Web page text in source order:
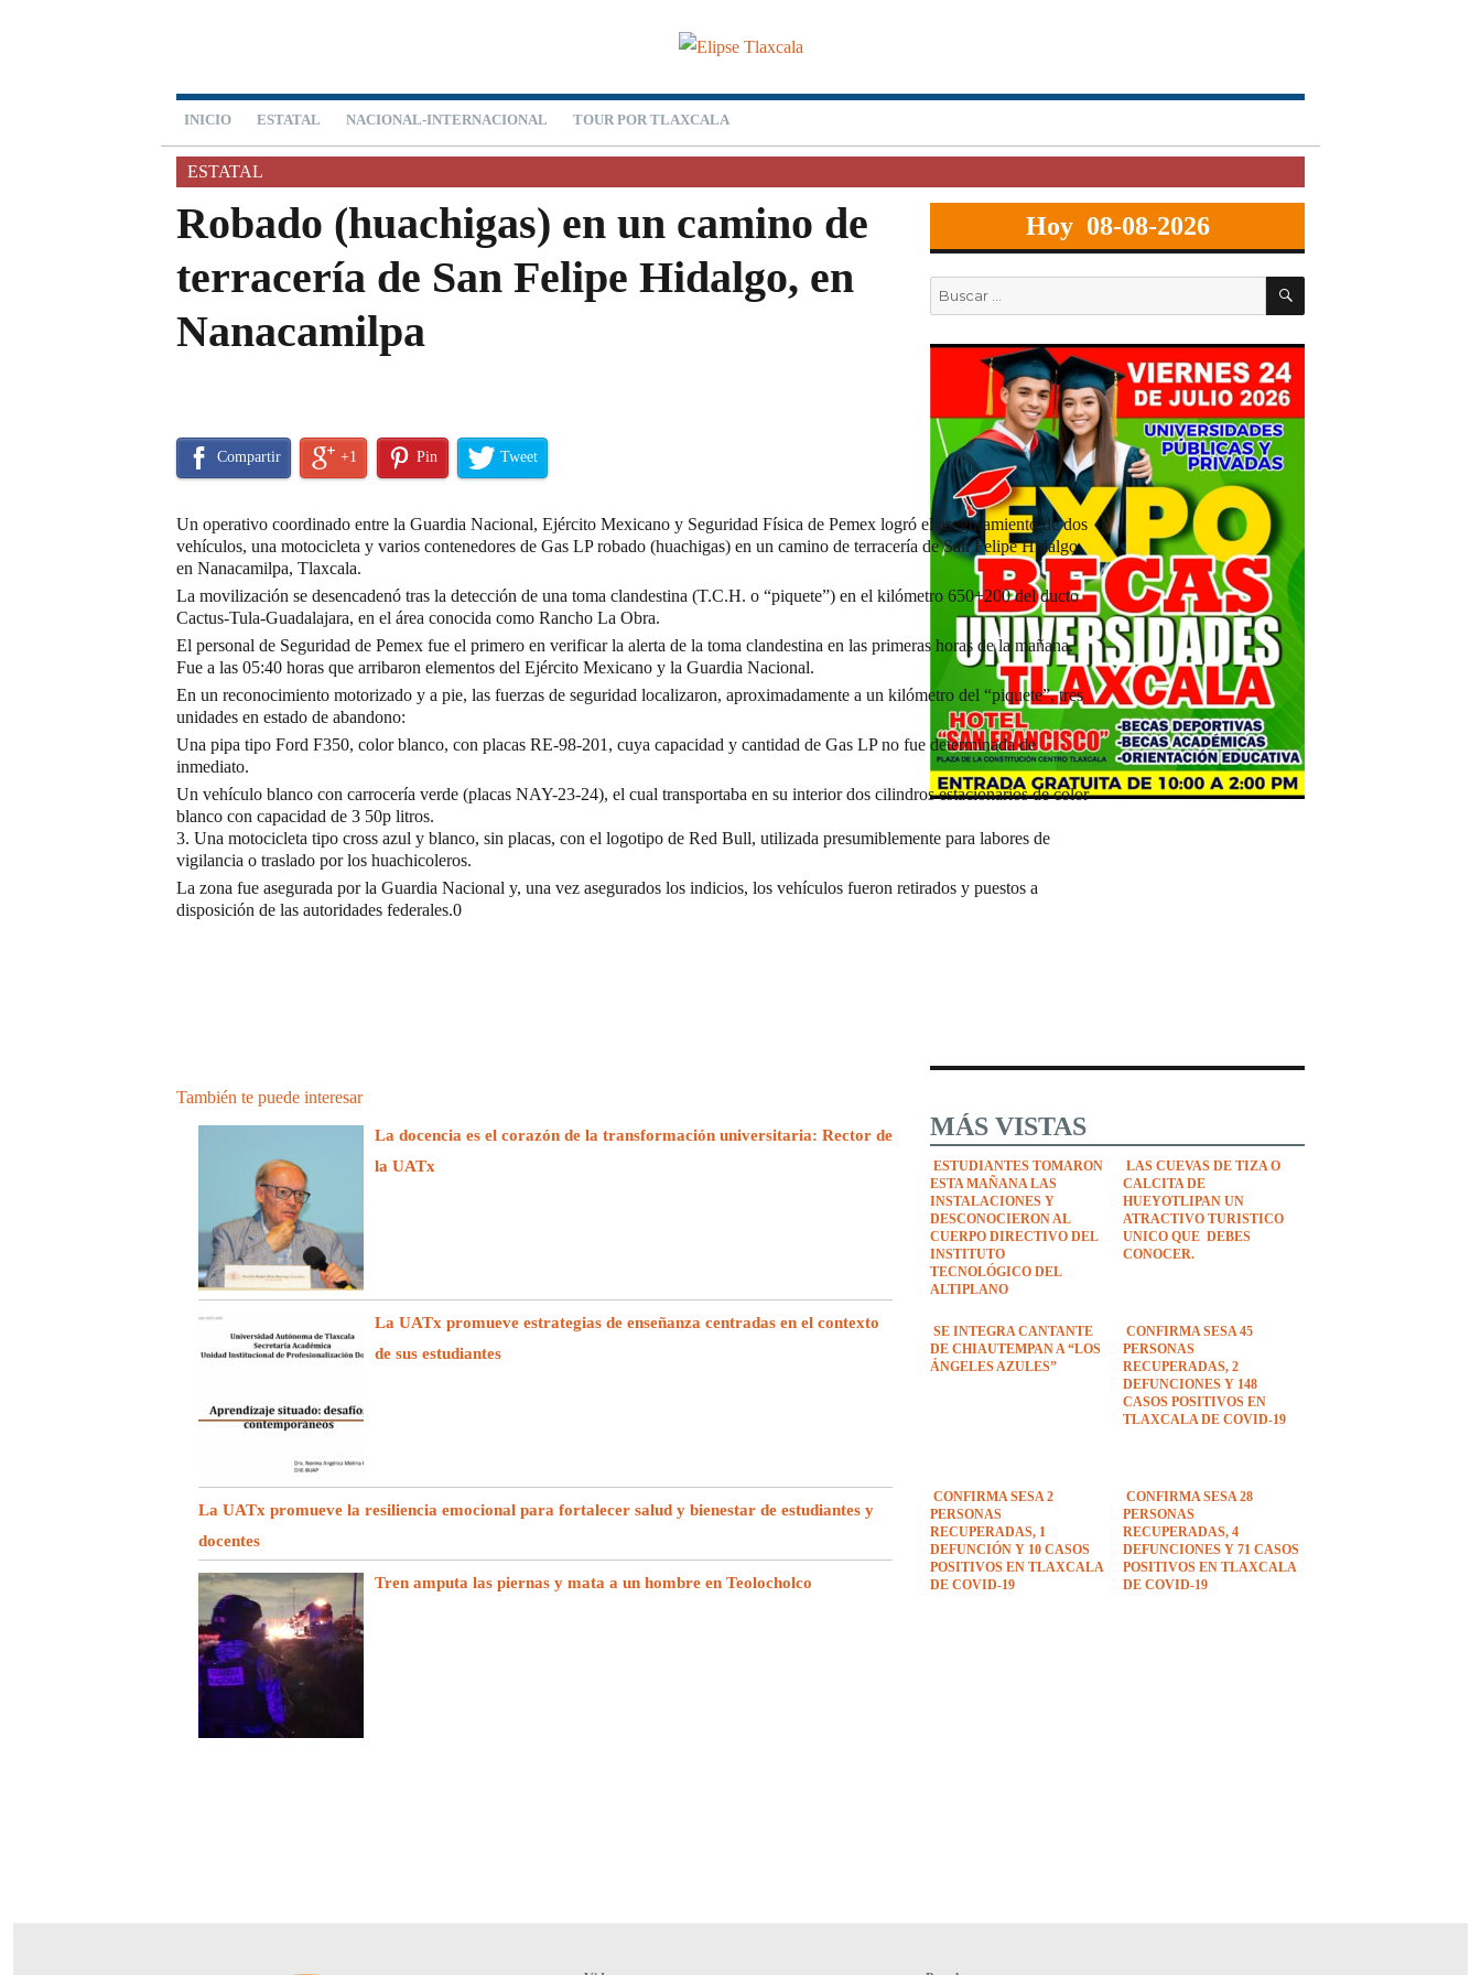
INICIO ESTATAL NACIONAL-INTERNACIONAL TOUR POR TLAXCALA
ESTATAL
Robado (huachigas) en un camino de
terracería de San Felipe Hidalgo, en
Nanacamilpa
Compartir +1 Pin Tweet
Un operativo coordinado entre la Guardia Nacional, Ejército Mexicano y Seguridad Física de Pemex logró el aseguramiento de dos
vehículos, una motocicleta y varios contenedores de Gas LP robado (huachigas) en un camino de terracería de San Felipe Hidalgo,
en Nanacamilpa, Tlaxcala.
La movilización se desencadenó tras la detección de una toma clandestina (T.C.H. o “piquete”) en el kilómetro 650+200 del ducto
Cactus-Tula-Guadalajara, en el área conocida como Rancho La Obra.
El personal de Seguridad de Pemex fue el primero en verificar la alerta de la toma clandestina en las primeras horas de la mañana.
Fue a las 05:40 horas que arribaron elementos del Ejército Mexicano y la Guardia Nacional.
En un reconocimiento motorizado y a pie, las fuerzas de seguridad localizaron, aproximadamente a un kilómetro del “piquete”, tres
unidades en estado de abandono:
Una pipa tipo Ford F350, color blanco, con placas RE-98-201, cuya capacidad y cantidad de Gas LP no fue determinada de
inmediato.
Un vehículo blanco con carrocería verde (placas NAY-23-24), el cual transportaba en su interior dos cilindros estacionarios de color
blanco con capacidad de 3 50p litros.
3. Una motocicleta tipo cross azul y blanco, sin placas, con el logotipo de Red Bull, utilizada presumiblemente para labores de
vigilancia o traslado por los huachicoleros.
La zona fue asegurada por la Guardia Nacional y, una vez asegurados los indicios, los vehículos fueron retirados y puestos a
disposición de las autoridades federales.0
También te puede interesar
La docencia es el corazón de la transformación universitaria: Rector de
la UATx
La UATx promueve estrategias de enseñanza centradas en el contexto
de sus estudiantes
La UATx promueve la resiliencia emocional para fortalecer salud y bienestar de estudiantes y
docentes
Tren amputa las piernas y mata a un hombre en Teolocholco
Hoy 08-08-2026
BUSCAR
MÁS VISTAS
ESTUDIANTES TOMARON
ESTA MAÑANA LAS
INSTALACIONES Y
DESCONOCIERON AL
CUERPO DIRECTIVO DEL
INSTITUTO
TECNOLÓGICO DEL
ALTIPLANO
LAS CUEVAS DE TIZA O
CALCITA DE
HUEYOTLIPAN UN
ATRACTIVO TURISTICO
UNICO QUE DEBES
CONOCER.
SE INTEGRA CANTANTE
DE CHIAUTEMPAN A “LOS
ÁNGELES AZULES”
CONFIRMA SESA 45
PERSONAS
RECUPERADAS, 2
DEFUNCIONES Y 148
CASOS POSITIVOS EN
TLAXCALA DE COVID-19
CONFIRMA SESA 2
PERSONAS
RECUPERADAS, 1
DEFUNCIÓN Y 10 CASOS
POSITIVOS EN TLAXCALA
DE COVID-19
CONFIRMA SESA 28
PERSONAS
RECUPERADAS, 4
DEFUNCIONES Y 71 CASOS
POSITIVOS EN TLAXCALA
DE COVID-19